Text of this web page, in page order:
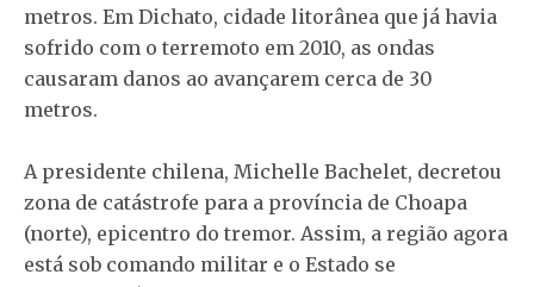
metros. Em Dichato, cidade litorânea que já havia
sofrido com o terremoto em 2010, as ondas
causaram danos ao avançarem cerca de 30
metros.
A presidente chilena, Michelle Bachelet, decretou
zona de catástrofe para a província de Choapa
(norte), epicentro do tremor. Assim, a região agora
está sob comando militar e o Estado se